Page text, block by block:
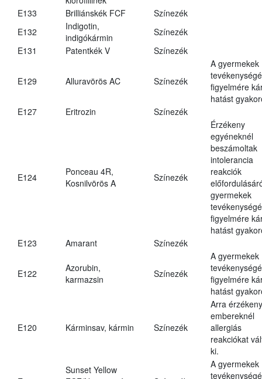
E133
Brilliánskék FCF
Színezék
E132
Indigotin,
indigókármin
Színezék
E131
Patentkék V Színezék
E129 Alluravörös AC Színezék
A gyermekek
figyelmére
hatást
E127
Eritrozin Színezék
E124
Ponceau 4R,
Kosnilvörös A
Színezék
Érzékeny
egyéneknél
beszámoltak
intolerancia
reakciók
gyermekek
figyelmére
hatást
E123
Amarant Színezék
E122
Azorubin,
karmazsin
Színezék
A gyermekek
figyelmére
hatást
E120 Kárminsav, kármin Színezék
Arra érzékeny
embereknél
allergiás
reakciókat
ki.
Sunset Yellow
A gyermekek